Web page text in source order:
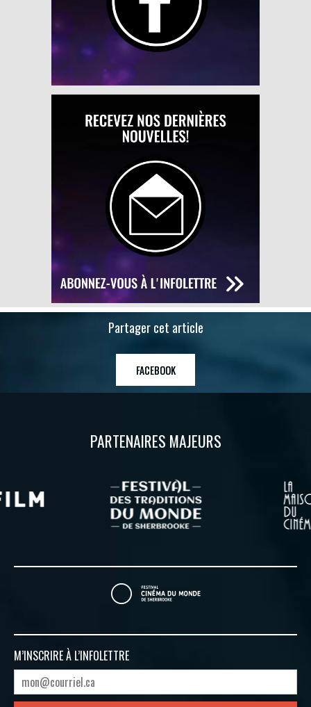
Partager cet article
FACEBOOK
PARTENAIRES MAJEURS
M’INSCRIRE À L’INFOLETTRE